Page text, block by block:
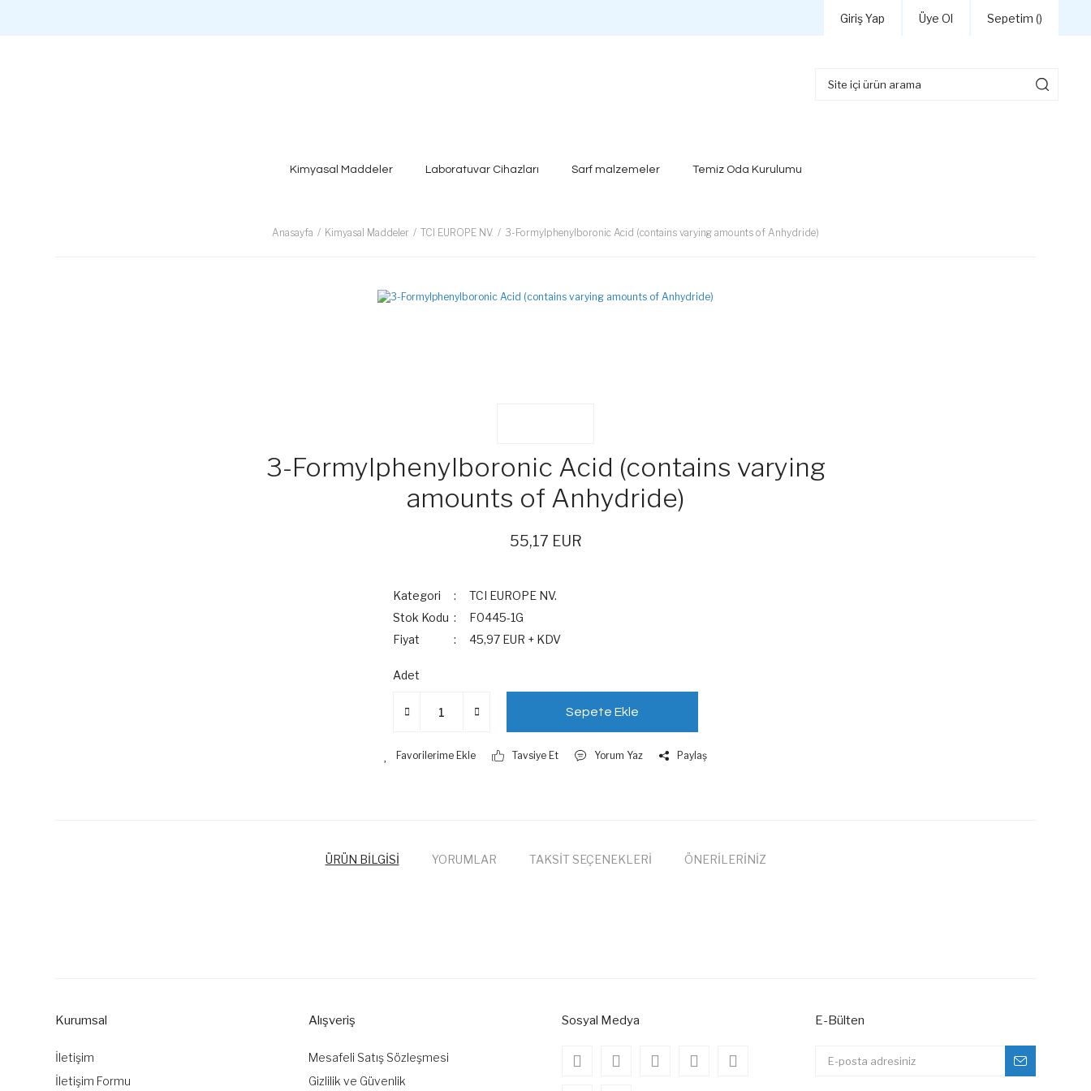
Giriş Yap Üye Ol Sepetim ()
Kimyasal Maddeler Laboratuvar Cihazları Sarf malzemeler Temiz Oda Kurulumu
Anasayfa Kimyasal Maddeler TCI EUROPE NV. 3-Formylphenylboronic Acid (contains varying amounts of Anhydride)
3-Formylphenylboronic Acid (contains varying
amounts of Anhydride)
55,17 EUR
Kategori
TCI EUROPE NV.
Stok Kodu
F0445-1G
Fiyat
45,97 EUR + KDV
Adet
Sepete Ekle
Tavsiye Et Yorum Yaz Paylaş
ÜRÜN BİLGİSİ YORUMLAR TAKSİT SEÇENEKLERİ ÖNERİLERİNİZ
Ürün bilgilerinde hatalar bulunuyor.
Bu ürüne benzer farklı alternatifler olmalı.
Kurumsal
İletişim
İletişim Formu
Alışveriş
Mesafeli Satış Sözleşmesi
Gizlilik ve Güvenlik
Sosyal Medya E-Bülten